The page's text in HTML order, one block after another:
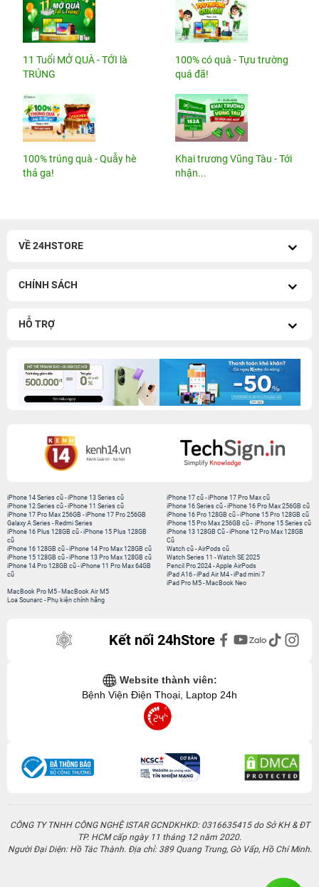
11 Tuổi MỞ QUÀ - TỚI là
TRÚNG
100% có quà - Tựu trường
quá đã!
100% trúng quà - Quẫy hè
thả ga!
Khai trương Vũng Tàu - Tới
nhận...
VỀ 24HSTORE
CHÍNH SÁCH
HỖ TRỢ
iPhone 14 Series cũ -iPhone 13 Series cũ
iPhone 12 Series cũ -iPhone 11 Series cũ
iPhone 17 Pro Max 256GB -iPhone 17 Pro 256GB
Galaxy A Series - Redmi Series
iPhone 17 cũ -iPhone 17 Pro Max cũ
iPhone 16 Series cũ - iPhone 16 Pro Max 256GB cũ
iPhone 16 Pro 128GB cũ -iPhone 15 Pro 128GB cũ
iPhone 15 Pro Max 256GB cũ - iPhone 15 Series cũ
iPhone 16 Plus 128GB cũ -iPhone 15 Plus 128GB
cũ
iPhone 16 128GB cũ -iPhone 14 Pro Max 128GB cũ
iPhone 15 128GB cũ -iPhone 13 Pro Max 128GB cũ
iPhone 14 Pro 128GB cũ -iPhone 11 Pro Max 64GB
cũ
iPhone 13 128GB Cũ -iPhone 12 Pro Max 128GB
Cũ
Watch cũ -AirPods cũ
Watch Series 11 -Watch SE 2025
Pencil Pro 2024 -Apple AirPods
iPad A16 -iPad Air M4 -iPad mini 7
iPad Pro M5 - MacBook Neo
MacBook Pro M5 - MacBook Air M5
Loa Sounarc - Phụ kiện chính hãng
Kết nối 24hStore
Website thành viên:
Bệnh Viện Điện Thoại, Laptop 24h
CÔNG TY TNHH CÔNG NGHỆ ISTAR GCNDKHKD: 0316635415 do Sở KH & ĐT
TP. HCM cấp ngày 11 tháng 12 năm 2020.
Người Đại Diện: Hồ Tác Thành. Địa chỉ: 389 Quang Trung, Gò Vấp, Hồ Chí Minh.